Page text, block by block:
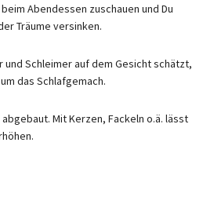
Abendessen zuschauen und Du
Träume versinken.
und Schleimer auf dem Gesicht schätzt,
das Schlafgemach.
Mit Kerzen, Fackeln o.ä. lässt